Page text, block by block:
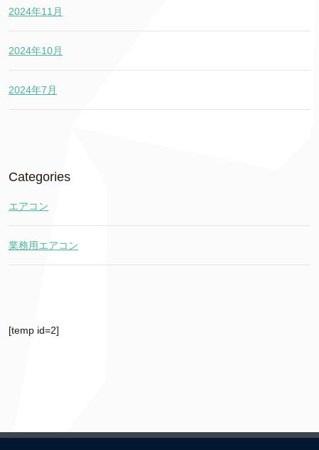
2024年11月
2024年10月
2024年7月
Categories
エアコン
業務用エアコン
[temp id=2]